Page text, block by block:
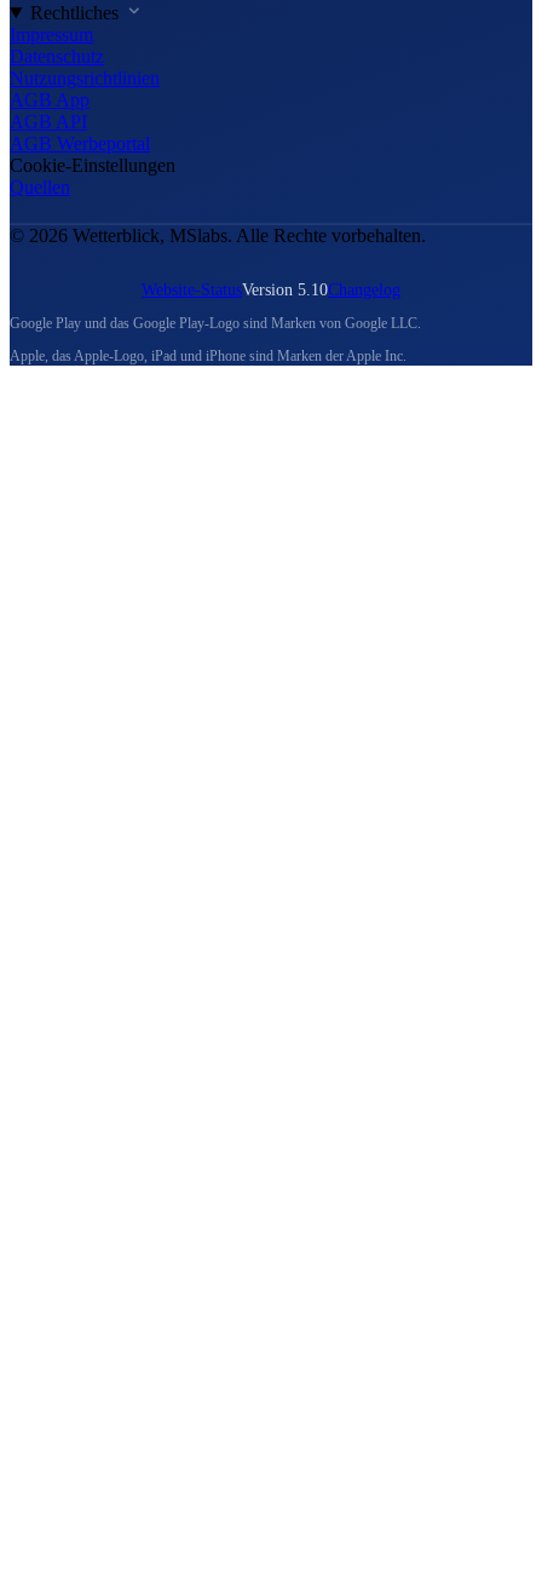
Rechtliches
Impressum
Datenschutz
Nutzungsrichtlinien
AGB App
AGB API
AGB Werbeportal
Cookie-Einstellungen
Quellen
© 2026 Wetterblick, MSlabs. Alle Rechte vorbehalten.
Website-StatusVersion 5.10Changelog
Google Play und das Google Play-Logo sind Marken von Google LLC.
Apple, das Apple-Logo, iPad und iPhone sind Marken der Apple Inc.